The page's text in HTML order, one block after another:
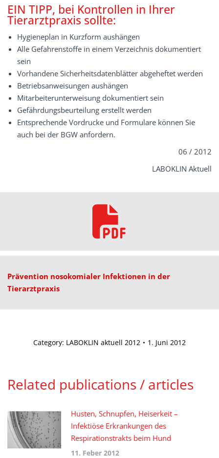
EIN TIPP, bei Kontrollen in Ihrer
Tierarztpraxis sollte:
Hygieneplan in Kurzform aushängen
Alle Gefahrenstoffe in einem Verzeichnis dokumentiert
sein
Vorhandene Sicherheitsdatenblätter abgeheftet werden
Betriebsanweisungen aushängen
Mitarbeiterunterweisung dokumentiert sein
Gefährdungsbeurteilung erstellt werden
Entsprechende Vordrucke und Formulare können Sie
auch bei der BGW anfordern.
06 / 2012
LABOKLIN Aktuell
Prävention nosokomialer Infektionen in der
Tierarztpraxis
Category: LABOKLIN aktuell 2012 1. Juni 2012
Related publications / articles
Husten, Schnupfen, Heiserkeit –
Infektiöse Erkrankungen des
Respirationstrakts beim Hund
11. Feber 2012